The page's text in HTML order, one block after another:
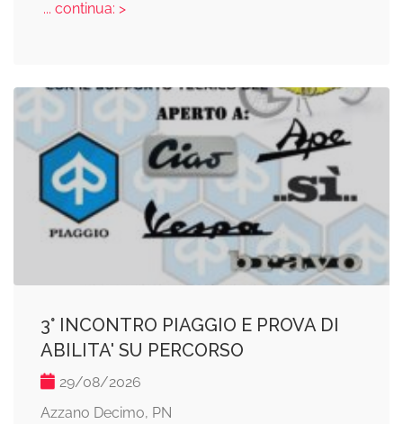
... continua: >
3° INCONTRO PIAGGIO E PROVA DI
ABILITA' SU PERCORSO
29/08/2026
Azzano Decimo, PN